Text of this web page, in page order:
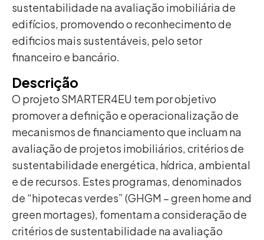
sustentabilidade na avaliação imobiliária de
edifícios, promovendo o reconhecimento de
edificios mais sustentáveis, pelo setor
financeiro e bancário.
Descrição
O projeto SMARTER4EU tem por objetivo
promover a definição e operacionalização de
mecanismos de financiamento que incluam na
avaliação de projetos imobiliários, critérios de
sustentabilidade energética, hídrica, ambiental
e de recursos. Estes programas, denominados
de “hipotecas verdes” (GHGM – green home and
green mortages), fomentam a consideração de
critérios de sustentabilidade na avaliação